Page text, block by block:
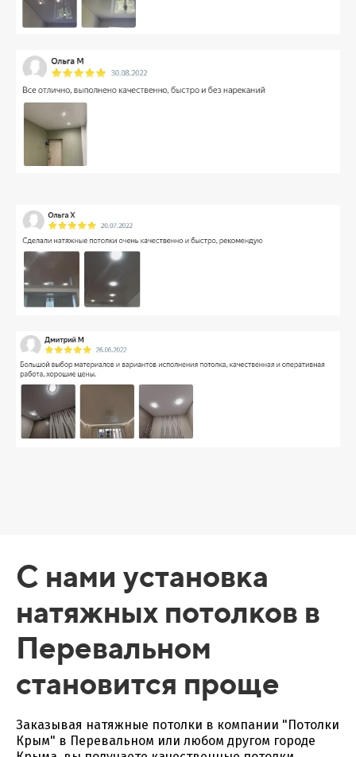
С нами установка
натяжных потолков в
Перевальном
становится проще
Заказывая натяжные потолки в компании "Потолки
Крым" в Перевальном или любом другом городе